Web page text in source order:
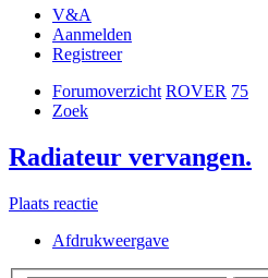
V&A
Aanmelden
Registreer
Forumoverzicht ROVER 75
Zoek
Radiateur vervangen.
Plaats reactie
Afdrukweergave